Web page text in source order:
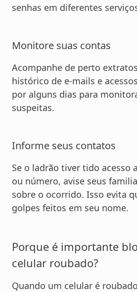
senhas em diferentes
Monitore suas contas
Acompanhe de perto
histórico de e-mails e
por alguns dias para
suspeitas.
Informe seus contatos
Se o ladrão tiver tido acesso
ou número, avise seus
sobre o ocorrido. Isso evita
golpes feitos em seu nome.
Porque é importante
celular roubado?
Quando um celular é